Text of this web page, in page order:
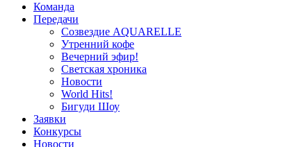
Команда
Передачи
Созвездие AQUARELLE
Утренний кофе
Вечерний эфир!
Светская хроника
Новости
World Hits!
Бигуди Шоу
Заявки
Конкурсы
Новости